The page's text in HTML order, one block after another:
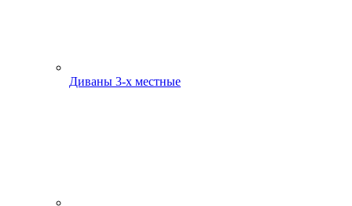
Диваны 3-х местные